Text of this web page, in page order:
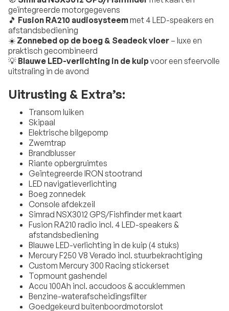
geïntegreerde motorgegevens
🎵 Fusion RA210 audiosysteemmet 4 LED-speakers en
afstandsbediening
☀️ Zonnebed op de boeg & Seadeck vloer– luxe en
praktisch gecombineerd
💡 Blauwe LED-verlichting in de kuipvoor een sfeervolle
uitstraling in de avond
Uitrusting & Extra’s:
Transom luiken
Skipaal
Elektrische bilgepomp
Zwemtrap
Brandblusser
Riante opbergruimtes
Geïntegreerde IRON stootrand
LED navigatieverlichting
Boeg zonnedek
Console afdekzeil
Simrad NSX3012 GPS/Fishfinder met kaart
Fusion RA210 radio incl. 4 LED-speakers &
afstandsbediening
Blauwe LED-verlichting in de kuip (4 stuks)
Mercury F250 V8 Verado incl. stuurbekrachtiging
Custom Mercury 300 Racing stickerset
Topmount gashendel
Accu 100Ah incl. accudoos & accuklemmen
Benzine-waterafscheidingsfilter
Goedgekeurd buitenboordmotorslot